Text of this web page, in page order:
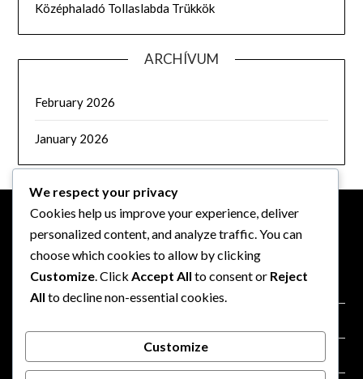
Középhaladó Tollaslabda Trükkök
ARCHÍVUM
February 2026
January 2026
JOGI INFORMÁCIÓK
Rólunk
Szolgáltatási feltételek
We respect your privacy
Cookies help us improve your experience, deliver
personalized content, and analyze traffic. You can
choose which cookies to allow by clicking
Customize . Click Accept All to consent or Reject
All to decline non-essential cookies.
Customize